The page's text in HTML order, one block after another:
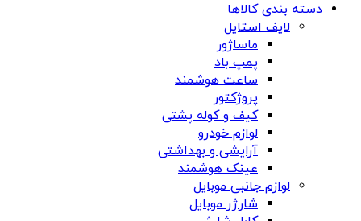
دسته بندی کالاها
لایف استایل
ماساژور
پمپ باد
ساعت هوشمند
پروژکتور
کیف و کوله پشتی
لوازم خودرو
آرایشی و بهداشتی
عینک هوشمند
لوازم جانبی موبایل
شارژر موبایل